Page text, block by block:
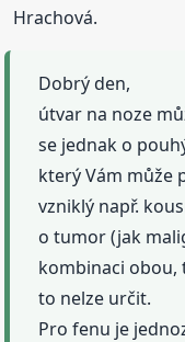
Hrachová.
Dobrý den,
útvar na noze
se jednak o
který Vám může
vzniklý např.
o tumor (jak
kombinaci obou,
to nelze určit.
Pro fenu je